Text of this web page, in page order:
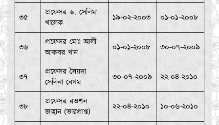
৩৫
প্রফেসর ড. সেলিমা
খালেক
১৯-০২-২০০৩ ০১-০১-২০০৮
৩৬
প্রফেসর মোঃ আলী
আকবর খান
০১-০১-২০০৮ ৩০-০৭-২০০৯
৩৭
প্রফেসর সৈয়দা
সেলিনা বেগম
৩০-০৭-২০০৯ ২২-০৪-২০১০
৩৮
প্রফেসর রওশন
জাহান (ভারপ্রাপ্ত)
২২-০৪-২০১০ ১০-০৬-২০১০